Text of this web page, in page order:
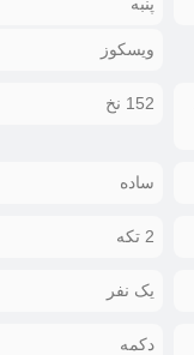
ویسکوز
152 نخ
ساده
2 تکه
یک نفر
دکمه